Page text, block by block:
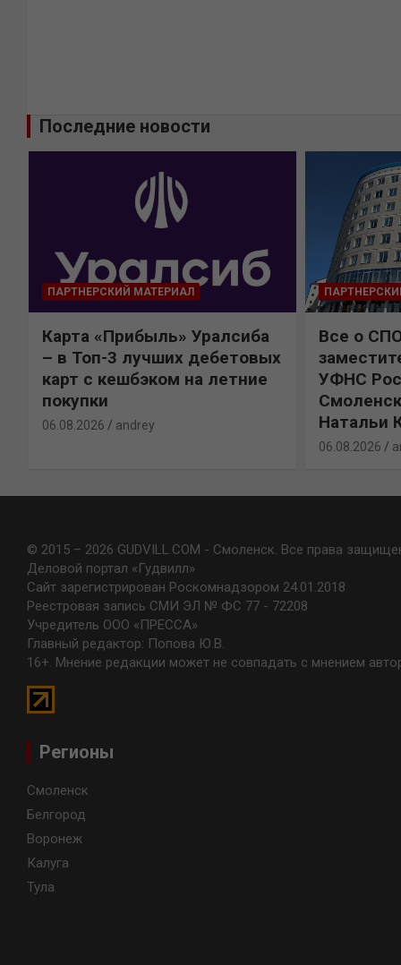
Последние новости
ПАРТНЕРСКИЙ МАТЕРИАЛ
Карта «Прибыль» Уралсиба
– в Топ-3 лучших дебетовых
карт с кешбэком на летние
покупки
06.08.2026 andrey
Все о
УФНС
Натальи
06.08.2026
© 2015 – 2026 GUDVILL.COM - Смоленск. Все права
Деловой портал «Гудвилл»
Сайт зарегистрирован Роскомнадзором 24.01.2018
Реестровая запись СМИ ЭЛ № ФС 77 - 72208
Учредитель ООО «ПРЕССА»
Главный редактор: Попова Ю.В.
16+. Мнение редакции может не совпадать с мнением
Регионы
Смоленск
Белгород
Воронеж
Калуга
Тула